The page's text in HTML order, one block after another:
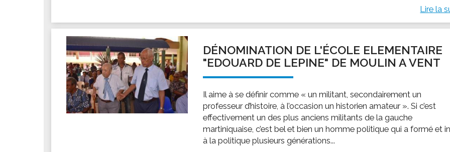
Lire la
DÉNOMINATION DE L'ÉCOLE ELEMENTAIRE
"EDOUARD DE LEPINE" DE MOULIN A VENT
Il aime à se définir comme « un militant, secondairement un
professeur d’histoire, à l’occasion un historien amateur ». Si c’est
effectivement un des plus anciens militants de la gauche
martiniquaise, c’est bel et bien un homme politique qui a formé et
à la politique plusieurs générations...